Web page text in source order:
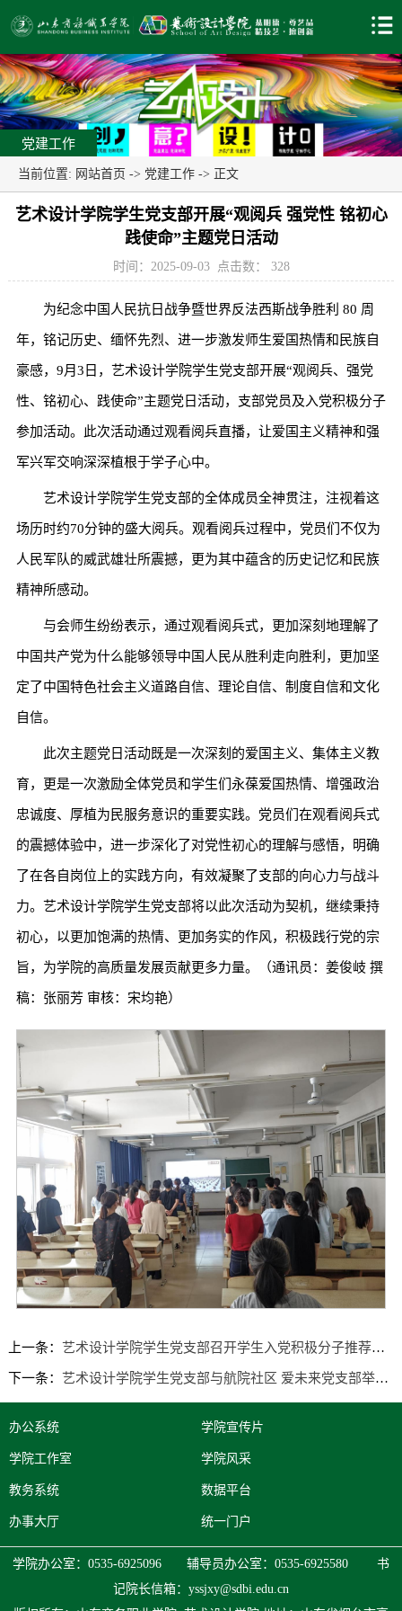
党建工作
当前位置: 网站首页 -> 党建工作 -> 正文
艺术设计学院学生党支部开展“观阅兵 强党性 铭初心
践使命”主题党日活动
时间：2025-09-03 点击数： 328
为纪念中国人民抗日战争暨世界反法西斯战争胜利 80 周
年，铭记历史、缅怀先烈、进一步激发师生爱国热情和民族自
豪感，9月3日，艺术设计学院学生党支部开展“观阅兵、强党
性、铭初心、践使命”主题党日活动，支部党员及入党积极分子
参加活动。此次活动通过观看阅兵直播，让爱国主义精神和强
军兴军交响深深植根于学子心中。
艺术设计学院学生党支部的全体成员全神贯注，注视着这
场历时约70分钟的盛大阅兵。观看阅兵过程中，党员们不仅为
人民军队的威武雄壮所震撼，更为其中蕴含的历史记忆和民族
精神所感动。
与会师生纷纷表示，通过观看阅兵式，更加深刻地理解了
中国共产党为什么能够领导中国人民从胜利走向胜利，更加坚
定了中国特色社会主义道路自信、理论自信、制度自信和文化
自信。
此次主题党日活动既是一次深刻的爱国主义、集体主义教
育，更是一次激励全体党员和学生们永葆爱国热情、增强政治
忠诚度、厚植为民服务意识的重要实践。党员们在观看阅兵式
的震撼体验中，进一步深化了对党性初心的理解与感悟，明确
了在各自岗位上的实践方向，有效凝聚了支部的向心力与战斗
力。艺术设计学院学生党支部将以此次活动为契机，继续秉持
初心，以更加饱满的热情、更加务实的作风，积极践行党的宗
旨，为学院的高质量发展贡献更多力量。（通讯员：姜俊岐 撰
稿：张丽芳 审核：宋均艳）
上一条： 艺术设计学院学生党支部召开学生入党积极分子推荐大会
下一条： 艺术设计学院学生党支部与航院社区 爱未来党支部举行党建共建仪式
办公系统 学院宣传片
学院工作室 学院风采
教务系统 数据平台
办事大厅 统一门户
学院办公室：0535-6925096 辅导员办公室：0535-6925580 书
记院长信箱： yssjxy@sdbi.edu.cn